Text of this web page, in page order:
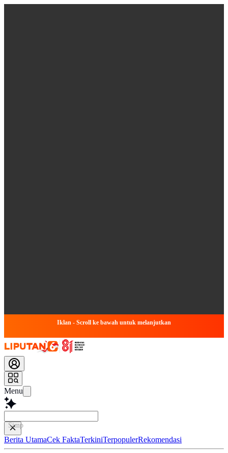
Iklan - Scroll ke bawah untuk melanjutkan
Menu
Simpulkan Art
Berita UtamaCek FaktaTerkiniTerpopulerRekomendasi